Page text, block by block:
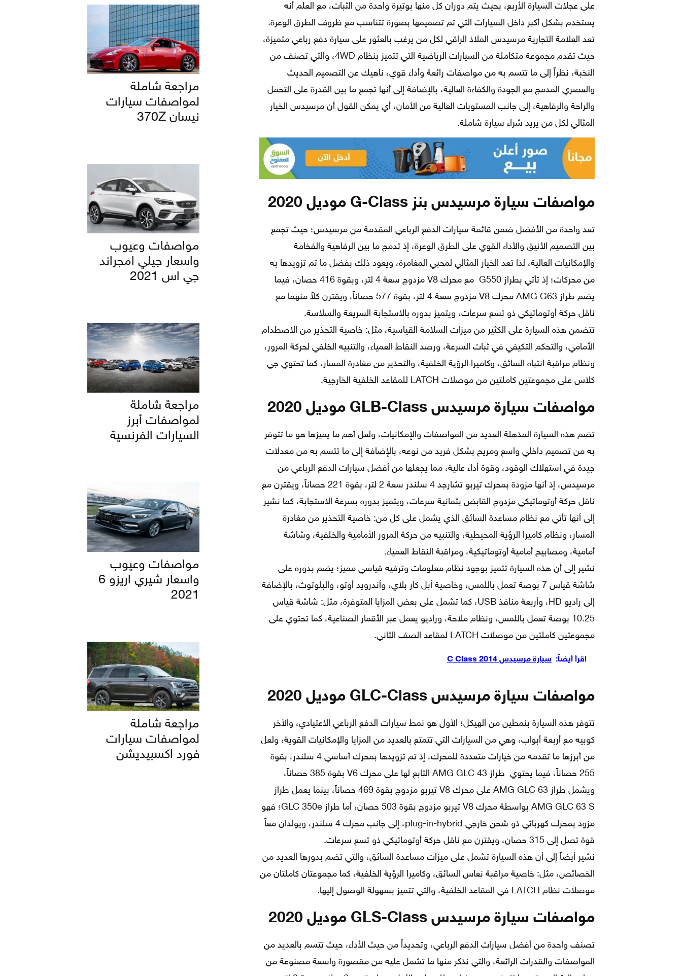
على عجلات السيارة الأربع، بحيث يتم دوران كل منها بوتيرة واحدة من الثبات، مع العلم أنه
يستخدم بشكل أكبر داخل السيارات التي تم تصميمها بصورة تتناسب مع ظروف الطرق الوعرة.
تعد العلامة التجارية مرسيدس الملاذ الراقي لكل من يرغب بالعثور على سيارة دفع رباعي متميزة،
حيث تقدم مجموعة متكاملة من السيارات الرياضية التي تتميز بنظام 4WD، والتي تصنف من
النخبة، نظراً إلى ما تتسم به من مواصفات رائعة وأداء قوي، ناهيك عن التصميم الحديث
والعصري المدمج مع الجودة والكفاءة العالية، بالإضافة إلى أنها تجمع ما بين القدرة على التحمل
والراحة والرفاهية، إلى جانب المستويات العالية من الأمان، أي يمكن القول أن مرسيدس الخيار
المثالي لكل من يريد شراء سيارة شاملة.
مواصفات سيارة مرسيدس بنز G-Class موديل 2020
تعد واحدة من الأفضل ضمن قائمة سيارات الدفع الرباعي المقدمة من مرسيدس؛ حيث تجمع
بين التصميم الأنيق والأداء القوي على الطرق الوعرة، إذ تدمج ما بين الرفاهية والفخامة
والإمكانيات العالية، لذا تعد الخيار المثالي لمحبي المغامرة، ويعود ذلك بفضل ما تم تزويدها به
من محركات؛ إذ تأتي بطراز G550 مع محرك V8 مزدوج سعة 4 لتر، وبقوة 416 حصان، فيما
يضم طراز AMG G63 محرك V8 مزدوج سعة 4 لتر، بقوة 577 حصاناً، ويقترن كلاً منهما مع
ناقل حركة أوتوماتيكي ذو تسع سرعات، ويتميز بدوره بالاستجابة السريعة والسلاسة.
تتضمن هذه السيارة على الكثير من ميزات السلامة القياسية، مثل: خاصية التحذير من الاصطدام
الأمامي، والتحكم التكيفي في ثبات السرعة، ورصد النقاط العمياء، والتنبيه الخلفي لحركة المرور،
ونظام مراقبة انتباه السائق، وكاميرا الرؤية الخلفية، والتحذير من مغادرة المسار، كما تحتوي جي
كلاس على مجموعتين كاملتين من موصلات LATCH للمقاعد الخلفية الخارجية.
مواصفات سيارة مرسيدس GLB-Class موديل 2020
تضم هذه السيارة المذهلة العديد من المواصفات والإمكانيات، ولعل أهم ما يميزها هو ما تتوفر
به من تصميم داخلي واسع ومريح بشكل فريد من نوعه، بالإضافة إلى ما تتسم به من معدلات
جيدة في استهلاك الوقود، وقوة أداء عالية، مما يجعلها من أفضل سيارات الدفع الرباعي من
مرسيدس، إذ أنها مزودة بمحرك تيربو تشارجد 4 سلندر سعة 2 لتر، بقوة 221 حصاناً، ويقترن مع
ناقل حركة أوتوماتيكي مزدوج القابض بثمانية سرعات، ويتميز بدوره بسرعة الاستجابة، كما نشير
إلى أنها تأتي مع نظام مساعدة السائق الذي يشمل على كل من: خاصية التحذير من مغادرة
المسار، ونظام كاميرا الرؤية المحيطية، والتنبيه من حركة المرور الأمامية والخلفية، وشاشة
أمامية، ومصابيح أمامية أوتوماتيكية، ومراقبة النقاط العمياء.
نشير إلى أن هذه السيارة تتميز بوجود نظام معلومات وترفيه قياسي مميز؛ يضم بدوره على
شاشة قياس 7 بوصة تعمل باللمس، وخاصية أبل كار بلاي، وأندرويد أوتو، والبلوتوث، بالإضافة
إلى راديو HD، وأربعة منافذ USB، كما تشمل على بعض المزايا المتوفرة، مثل: شاشة قياس
10.25 بوصة تعمل باللمس، ونظام ملاحة، وراديو يعمل عبر الأقمار الصناعية، كما تحتوي على
مجموعتين كاملتين من موصلات LATCH لمقاعد الصف الثاني.
اقرأ أيضاً: سيارة مرسيدس C Class 2014
مواصفات سيارة مرسيدس GLC-Class موديل 2020
تتوفر هذه السيارة بنمطين من الهيكل؛ الأول هو نمط سيارات الدفع الرباعي الاعتيادي، والأخر
كوبيه مع أربعة أبواب، وهي من السيارات التي تتمتع بالعديد من المزايا والإمكانيات القوية، ولعل
من أبرزها ما تقدمه من خيارات متعددة للمحرك، إذ تم تزويدها بمحرك أساسي 4 سلندر، بقوة
255 حصاناً، فيما يحتوي طراز AMG GLC 43 التابع لها على محرك V6 بقوة 385 حصاناً،
ويشمل طراز AMG GLC 63 على محرك V8 تيربو مزدوج بقوة 469 حصاناً، بينما يعمل طراز
AMG GLC 63 S بواسطة محرك V8 تيربو مزدوج بقوة 503 حصان، أما طراز GLC 350e؛ فهو
مزود بمحرك كهربائي ذو شحن خارجي plug-in-hybrid، إلى جانب محرك 4 سلندر، ويولدان معاً
قوة تصل إلى 315 حصان، ويقترن مع ناقل حركة أوتوماتيكي ذو تسع سرعات.
نشير أيضاً إلى أن هذه السيارة تشمل على ميزات مساعدة السائق، والتي تضم بدورها العديد من
الخصائص، مثل: خاصية مراقبة نعاس السائق، وكاميرا الرؤية الخلفية، كما مجموعتان كاملتان من
موصلات نظام LATCH في المقاعد الخلفية، والتي تتميز بسهولة الوصول إليها.
مواصفات سيارة مرسيدس GLS-Class موديل 2020
تصنف واحدة من أفضل سيارات الدفع الرباعي، وتحديداً من حيث الأداء، حيث تتسم بالعديد من
المواصفات والقدرات الرائعة، والتي نذكر منها ما تشمل عليه من مقصورة واسعة مصنوعة من
مراجعة شاملة
لمواصفات سيارات
نيسان 370Z
مواصفات وعيوب
واسعار جيلي امجراند
جي اس 2021
مراجعة شاملة
لمواصفات أبرز
السيارات الفرنسية
مواصفات وعيوب
واسعار شيري اريزو 6
2021
مراجعة شاملة
لمواصفات سيارات
فورد اكسبيديشن